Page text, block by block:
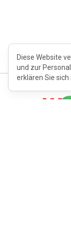
Diese Website
und zur
erklären Sie